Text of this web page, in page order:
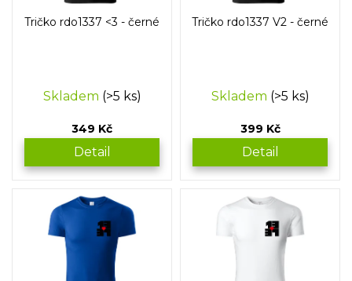
Tričko rdo1337 <3 - černé
Skladem (>5 ks)
349 Kč
Detail
Tričko rdo1337 V2 - černé
Skladem (>5 ks)
399 Kč
Detail